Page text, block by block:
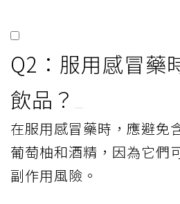
Q2：服用感冒藥
飲品？
在服用感冒藥時，應避免
葡萄柚和酒精，因為它們
副作用風險。